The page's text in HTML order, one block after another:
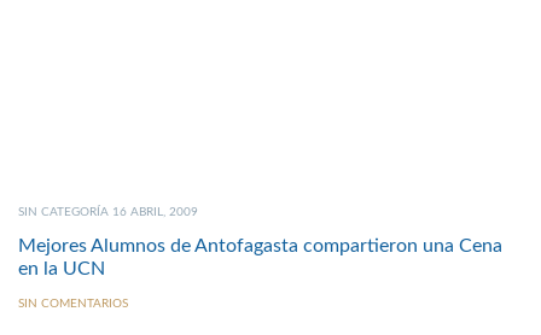
SIN CATEGORÍA 16 ABRIL, 2009
Mejores Alumnos de Antofagasta compartieron una Cena
en la UCN
SIN COMENTARIOS